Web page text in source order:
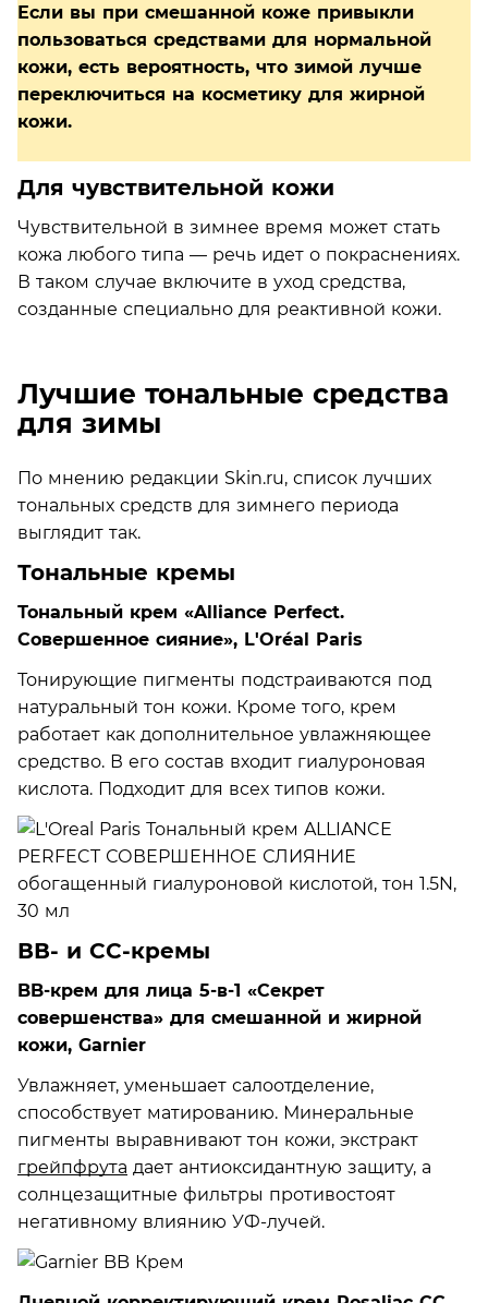
Если вы при смешанной коже привыкли
пользоваться средствами для нормальной
кожи, есть вероятность, что зимой лучше
переключиться на косметику для жирной
кожи.
Для чувствительной кожи
Чувствительной в зимнее время может стать
кожа любого типа — речь идет о покраснениях.
В таком случае включите в уход средства,
созданные специально для реактивной кожи.
Лучшие тональные средства
для зимы
По мнению редакции Skin.ru, список лучших
тональных средств для зимнего периода
выглядит так.
Тональные кремы
Тональный крем «Alliance Perfect.
Совершенное сияние», L'Oréal Paris
Тонирующие пигменты подстраиваются под
натуральный тон кожи. Кроме того, крем
работает как дополнительное увлажняющее
средство. В его состав входит гиалуроновая
кислота. Подходит для всех типов кожи.
ВВ- и СС-кремы
BB-крем для лица 5-в-1 «Секрет
совершенства» для смешанной и жирной
кожи, Garnier
Увлажняет, уменьшает салоотделение,
способствует матированию. Минеральные
пигменты выравнивают тон кожи, экстракт
грейпфрута дает антиоксидантную защиту, а
солнцезащитные фильтры противостоят
негативному влиянию УФ-лучей.